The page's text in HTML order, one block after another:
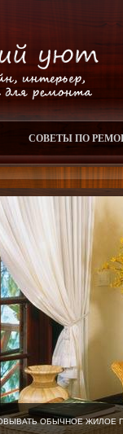
СОВЕТЫ ПО
ОБЫЧНОЕ